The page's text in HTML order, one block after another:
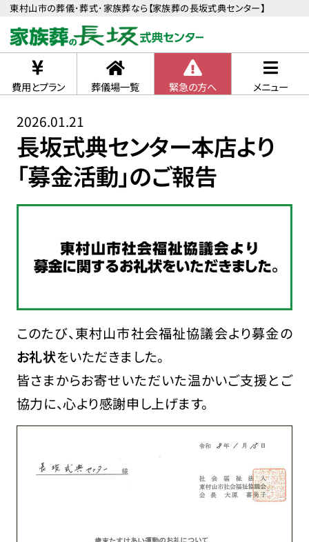
東村山市の葬儀･葬式･家族葬なら【家族葬の長坂式典センター】
費用とプラン 葬儀場一覧 緊急の方へ メニュー
2026.01.21
長坂式典センター本店より
「募金活動」のご報告
このたび、東村山市社会福祉協議会より募金の
お礼状をいただきました。
皆さまからお寄せいただいた温かいご支援とご
協力に、心より感謝申し上げます。